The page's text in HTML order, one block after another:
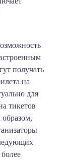
получать
на
для
тикетов